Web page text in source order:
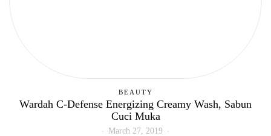
BEAUTY
Wardah C-Defense Energizing Creamy Wash, Sabun
Cuci Muka
March 27, 2019